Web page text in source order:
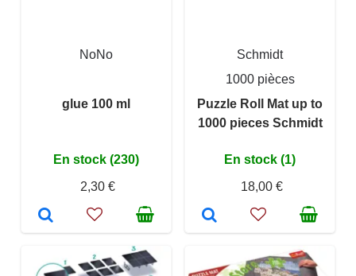
NoNo
glue 100 ml
En stock (230)
2,30 €
Schmidt
1000 pièces
Puzzle Roll Mat up to
1000 pieces Schmidt
En stock (1)
18,00 €